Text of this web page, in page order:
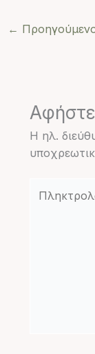
←
Η ηλ.
εδώ..